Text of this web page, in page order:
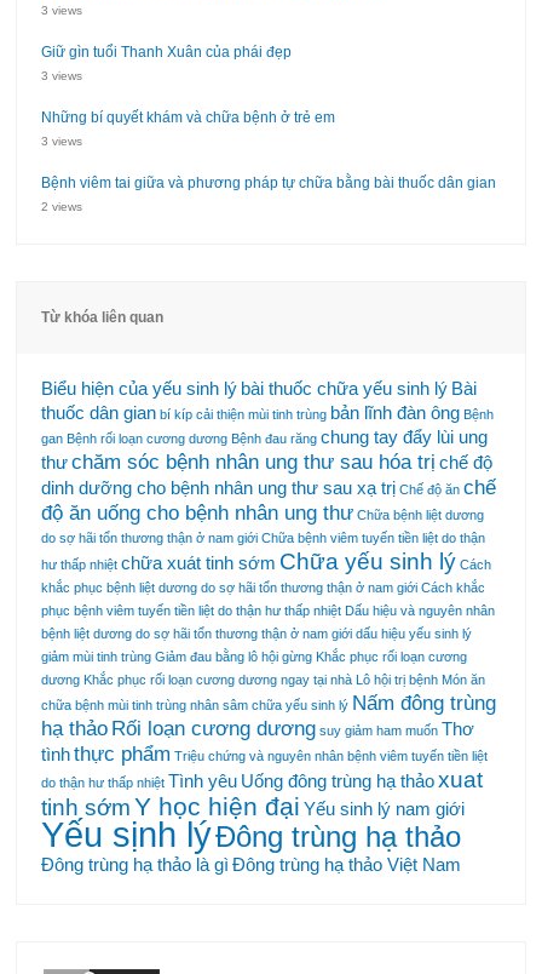
3 views
Giữ gìn tuổi Thanh Xuân của phái đẹp
3 views
Những bí quyết khám và chữa bệnh ở trẻ em
3 views
Bệnh viêm tai giữa và phương pháp tự chữa bằng bài thuốc dân gian
2 views
Từ khóa liên quan
Biểu hiện của yếu sinh lý bài thuốc chữa yếu sinh lý Bài
thuốc dân gian bí kíp cải thiện mùi tinh trùng bản lĩnh đàn ông Bệnh
gan Bệnh rối loạn cương dương Bệnh đau răng chung tay đẩy lùi ung
thư chăm sóc bệnh nhân ung thư sau hóa trị chế độ
dinh dưỡng cho bệnh nhân ung thư sau xạ trị Chế độ ăn chế
độ ăn uống cho bệnh nhân ung thư Chữa bệnh liệt dương
do sợ hãi tổn thương thận ở nam giới Chữa bệnh viêm tuyến tiền liệt do thận
hư thấp nhiệt chữa xuát tinh sớm Chữa yếu sinh lý Cách
khắc phục bệnh liệt dương do sợ hãi tổn thương thận ở nam giới Cách khắc
phục bệnh viêm tuyến tiền liệt do thận hư thấp nhiệt Dấu hiệu và nguyên nhân
bệnh liệt dương do sợ hãi tổn thương thận ở nam giới dấu hiệu yếu sinh lý
giảm mùi tinh trùng Giảm đau bằng lô hội gừng Khắc phục rối loạn cương
dương Khắc phục rối loạn cương dương ngay tại nhà Lô hội trị bệnh Món ăn
chữa bệnh mùi tinh trùng nhân sâm chữa yếu sinh lý Nấm đông trùng
hạ thảo Rối loạn cương dương suy giảm ham muốn Thơ
tình thực phẩm Triệu chứng và nguyên nhân bệnh viêm tuyến tiền liệt
do thận hư thấp nhiệt Tình yêu Uống đông trùng hạ thảo xuat
tinh sớm Y học hiện đại Yếu sinh lý nam giới
Yếu sịnh lýĐông trùng hạ thảo
Đông trùng hạ thảo là gì Đông trùng hạ thảo Việt Nam